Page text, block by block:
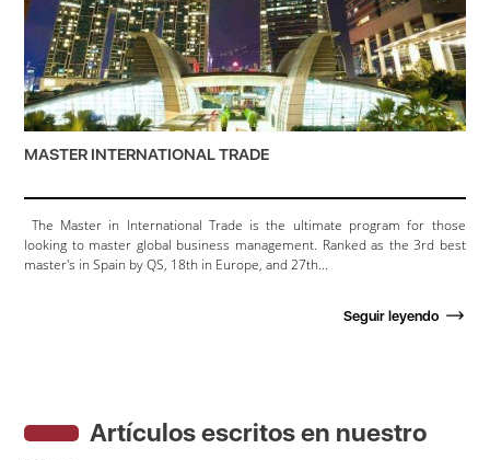
MASTER INTERNATIONAL TRADE
The Master in International Trade is the ultimate program for those
looking to master global business management. Ranked as the 3rd best
master's in Spain by QS, 18th in Europe, and 27th...
Seguir leyendo
Artículos escritos en nuestro